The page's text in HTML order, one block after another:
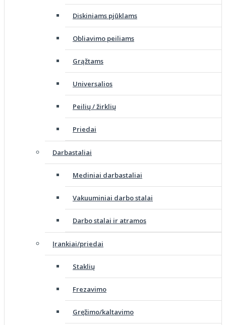
Diskiniams pjūklams
Obliavimo peiliams
Grąžtams
Universalios
Peilių / žirklių
Priedai
Darbastaliai
Mediniai darbastaliai
Vakuuminiai darbo stalai
Darbo stalai ir atramos
Įrankiai/priedai
Staklių
Frezavimo
Gręžimo/kaltavimo